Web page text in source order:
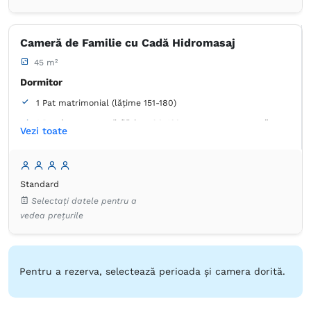
Cameră de Familie cu Cadă Hidromasaj
45 m²
Dormitor
1 Pat matrimonial (lățime 151-180)
1 Pat de o persoană (lățime 90-130 cm, nu se poate uni)
Baie
Proprie -
Vezi toate
Standard
Selectați datele pentru a
vedea prețurile
Pentru a rezerva, selectează perioada și camera dorită.